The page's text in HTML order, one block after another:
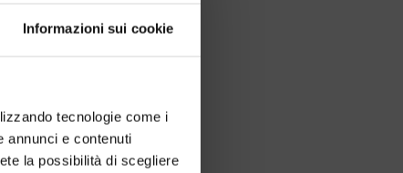
Informazioni sui cookie
tecnologie come i
annunci e contenuti
la possibilità di scegliere